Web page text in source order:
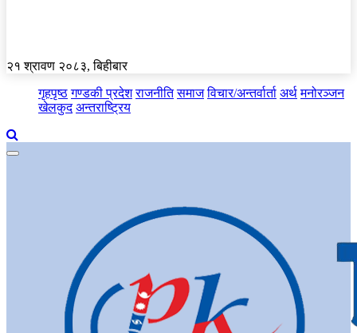
२१ श्रावण २०८३, बिहीबार
गृहपृष्ठ गण्डकी प्रदेश राजनीति समाज विचार/अन्तर्वार्ता अर्थ मनोरञ्जन
खेलकुद अन्तराष्ट्रिय